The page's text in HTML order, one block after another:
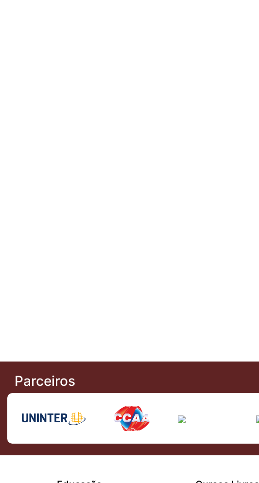
Parceiros